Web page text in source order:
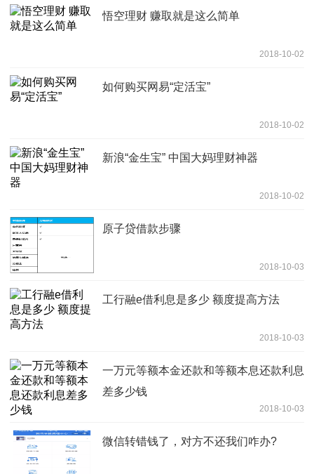
悟空理财 赚取就是这么简单
2018-10-02
如何购买网易“定活宝”
2018-10-02
新浪“金生宝” 中国大妈理财神器
2018-10-02
原子贷借款步骤
2018-10-03
工行融e借利息是多少 额度提高方法
2018-10-03
一万元等额本金还款和等额本息还款利息
差多少钱
2018-10-03
微信转错钱了，对方不还我们咋办?